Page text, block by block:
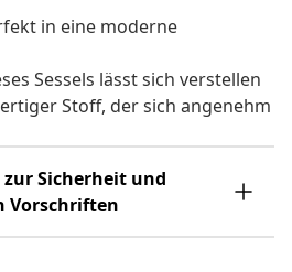
in eine moderne
Sessels lässt sich verstellen
Stoff, der sich angenehm
Sicherheit und
Vorschriften